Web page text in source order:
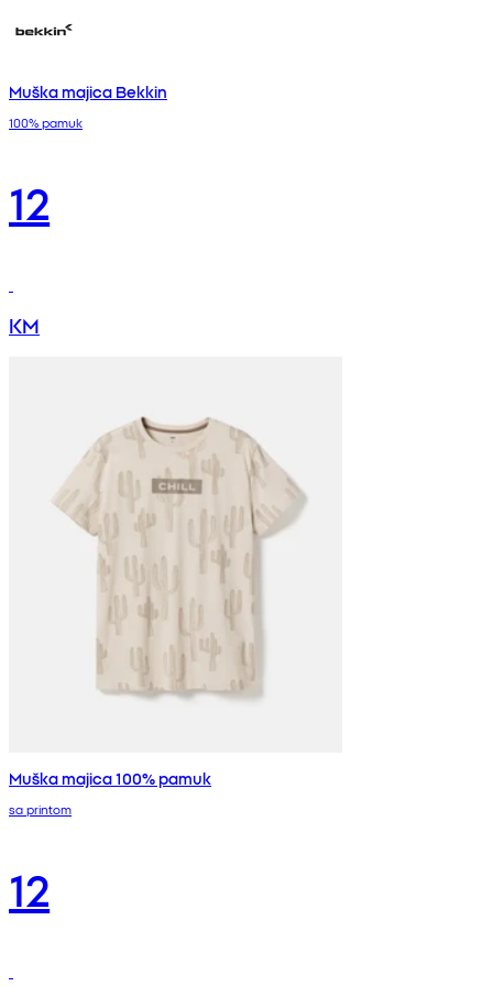
Muška majica Bekkin
100% pamuk
12
KM
Muška majica 100% pamuk
sa printom
12